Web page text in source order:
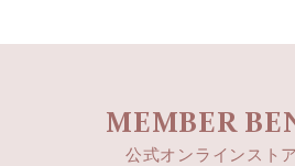
MEMBER
公式オンラインスト